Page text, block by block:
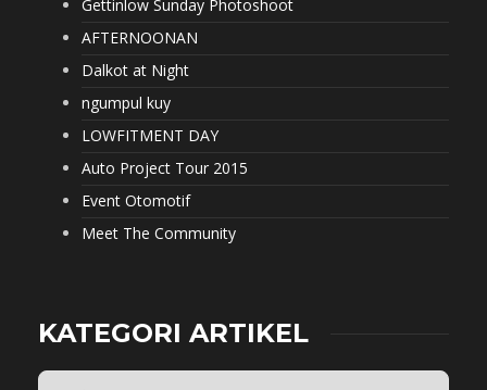
Gettinlow Sunday Photoshoot
AFTERNOONAN
Dalkot at Night
ngumpul kuy
LOWFITMENT DAY
Auto Project Tour 2015
Event Otomotif
Meet The Community
KATEGORI ARTIKEL